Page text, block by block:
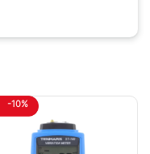
-10%